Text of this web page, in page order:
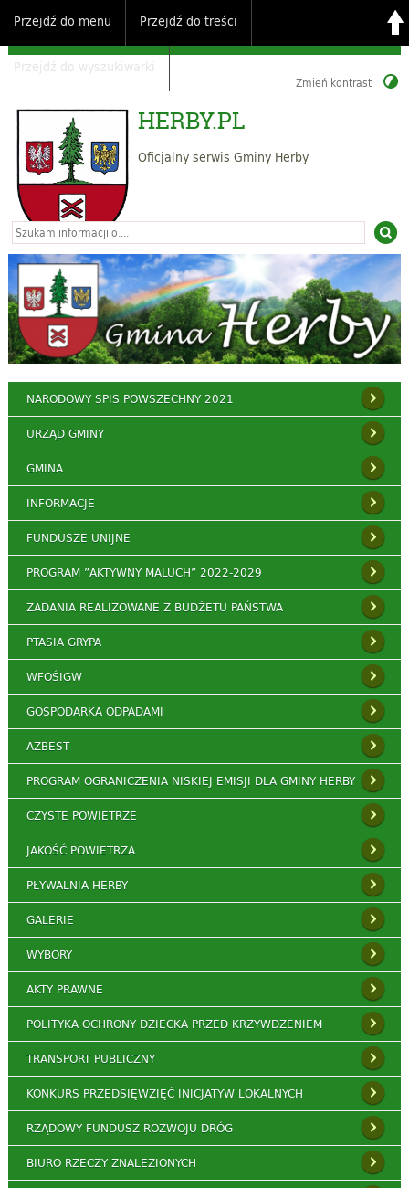
Przejdź do menu Przejdź do treści
Przejdź do wyszukiwarki
Zmień kontrast
HERBY.PL
Oficjalny serwis Gminy Herby
NARODOWY SPIS POWSZECHNY 2021
URZĄD GMINY
GMINA
INFORMACJE
FUNDUSZE UNIJNE
PROGRAM ”AKTYWNY MALUCH” 2022-2029
ZADANIA REALIZOWANE Z BUDŻETU PAŃSTWA
PTASIA GRYPA
WFOŚIGW
GOSPODARKA ODPADAMI
AZBEST
PROGRAM OGRANICZENIA NISKIEJ EMISJI DLA GMINY HERBY
CZYSTE POWIETRZE
JAKOŚĆ POWIETRZA
PŁYWALNIA HERBY
GALERIE
WYBORY
AKTY PRAWNE
POLITYKA OCHRONY DZIECKA PRZED KRZYWDZENIEM
TRANSPORT PUBLICZNY
KONKURS PRZEDSIĘWZIĘĆ INICJATYW LOKALNYCH
RZĄDOWY FUNDUSZ ROZWOJU DRÓG
BIURO RZECZY ZNALEZIONYCH